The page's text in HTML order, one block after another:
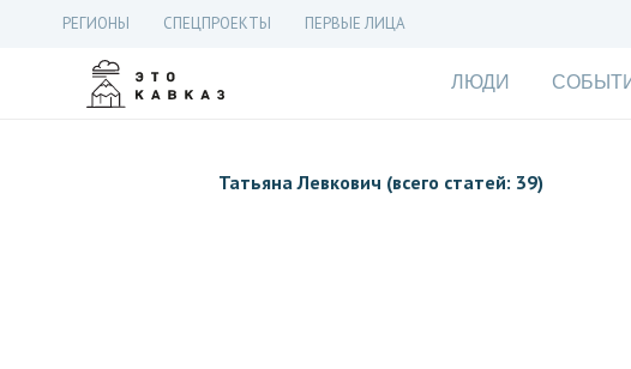
РЕГИОНЫ СПЕЦПРОЕКТЫ ПЕРВЫЕ ЛИЦА
ЛЮДИ
Татьяна Левкович (всего статей: 39)